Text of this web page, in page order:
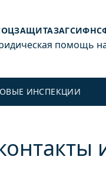
ЗАГСИФНС
помощь
ИНСПЕКЦИИ